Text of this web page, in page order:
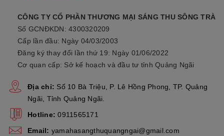
Ngăn chứa đồ
Sàn để chân
HỆ THỐNG ĐÈN TRƯỚC NỔI BẬT
Cụm đèn trước gây ấn tượng với đèn luôn sáng và thiết kế viền
CÔNG TY CỔ PHẦN THƯƠNG MẠI SÁNG THU SÔNG TRÀ
Số GCNĐKDN: 4300320209
Cấp lần đầu: Ngày 04/03/2003
Đăng ký thay đổi lần thứ 19: Ngày 01/06/2022
Cơ quan cấp: Sở kế hoạch và đầu tư tỉnh Quảng Ngãi
Địa chỉ: Số 10 Bà Triệu, P. Lê Hồng Phong, TP. Quảng
Ngãi, Tỉnh Quảng Ngãi.
Hotline: 0911565171
Email: yamahasangthuquangngai@gmail.com